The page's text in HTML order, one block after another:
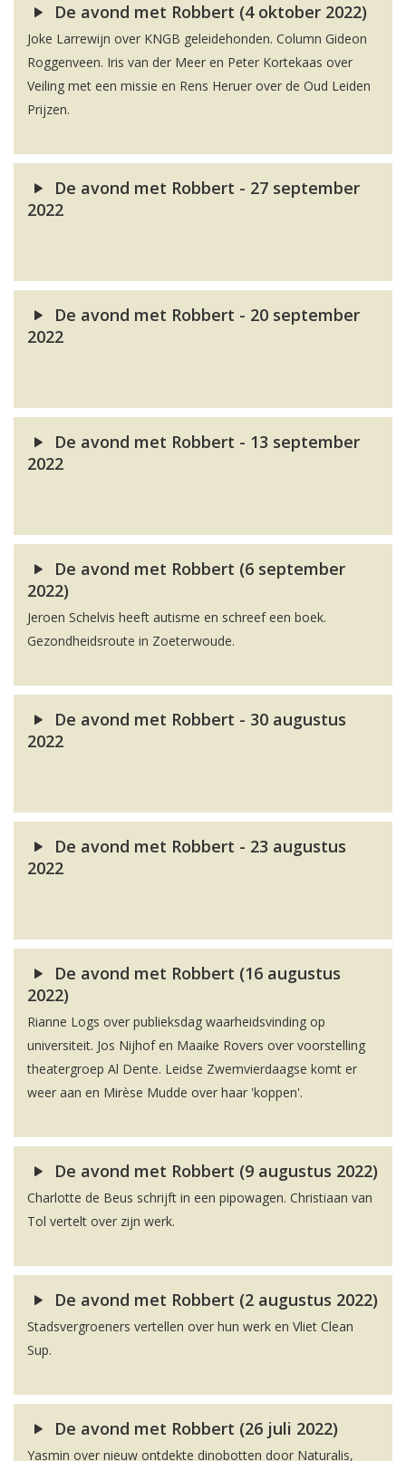
De avond met Robbert (4 oktober 2022)
Joke Larrewijn over KNGB geleidehonden. Column Gideon
Roggenveen. Iris van der Meer en Peter Kortekaas over
Veiling met een missie en Rens Heruer over de Oud Leiden
Prijzen.
De avond met Robbert - 27 september
2022
De avond met Robbert - 20 september
2022
De avond met Robbert - 13 september
2022
De avond met Robbert (6 september
2022)
Jeroen Schelvis heeft autisme en schreef een boek.
Gezondheidsroute in Zoeterwoude.
De avond met Robbert - 30 augustus
2022
De avond met Robbert - 23 augustus
2022
De avond met Robbert (16 augustus
2022)
Rianne Logs over publieksdag waarheidsvinding op
universiteit. Jos Nijhof en Maaike Rovers over voorstelling
theatergroep Al Dente. Leidse Zwemvierdaagse komt er
weer aan en Mirèse Mudde over haar 'koppen'.
De avond met Robbert (9 augustus 2022)
Charlotte de Beus schrijft in een pipowagen. Christiaan van
Tol vertelt over zijn werk.
De avond met Robbert (2 augustus 2022)
Stadsvergroeners vertellen over hun werk en Vliet Clean
Sup.
De avond met Robbert (26 juli 2022)
Yasmin over nieuw ontdekte dinobotten door Naturalis,